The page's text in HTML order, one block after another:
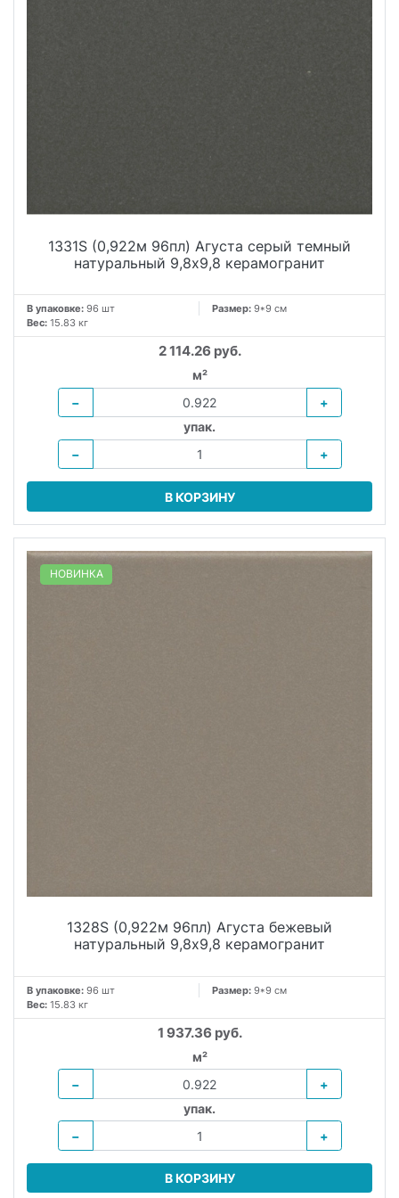
Красиво и строго будет смотреться в качестве кухонного
1331S (0,922м 96пл) Агуста серый темный
натуральный 9,8х9,8 керамогранит
В упаковке: 96 шт Размер: 9*9 см
Вес: 15.83 кг
2 114.26 руб.
м²
−
+
упак.
−
+
В КОРЗИНУ
НОВИНКА
1328S (0,922м 96пл) Агуста бежевый
натуральный 9,8х9,8 керамогранит
В упаковке: 96 шт Размер: 9*9 см
Вес: 15.83 кг
1 937.36 руб.
м²
−
+
упак.
−
+
В КОРЗИНУ